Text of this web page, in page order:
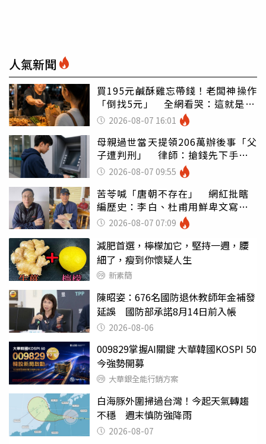
人氣新聞
買195元鹹酥雞忘帶錢！老闆神操作
「倒找5元」 全網看哭：這就是台
灣 2026-08-07 16:01
母親過世當天提領206萬辦後事「父
子遭判刑」 律師：搶錢先下手是
罪 2026-08-07 09:55
苦苓喊「唐朝不存在」 網紅批瞎
編歷史：李白、杜甫用鮮卑文寫
詩？2026-08-07 07:09
減肥首選，檸檬加它，堅持一週，腰
細了，瘦到你懷疑人生
新素簡
陳昭姿：676名國防退休教師年金補發
延誤 國防部承諾8月14日前入帳
2026-08-06
009829掌握AI關鍵 大華韓國KOSPI 50
今強勢開募
大華銀全能行銷方案
白海豚外圍掃過台灣！今起天氣轉趨
不穩 週末慎防強降雨
2026-08-07